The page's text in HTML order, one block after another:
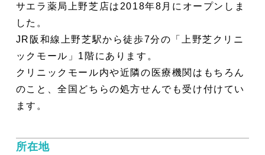
サエラ薬局上野芝店は2018年8月にオープンしま
した。
JR阪和線上野芝駅から徒歩7分の「上野芝クリニ
ックモール」1階にあります。
クリニックモール内や近隣の医療機関はもちろん
のこと、全国どちらの処方せんでも受け付けてい
ます。
所在地